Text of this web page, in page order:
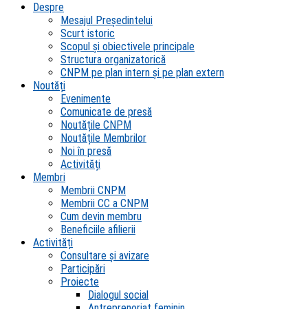
Despre
Mesajul Președintelui
Scurt istoric
Scopul şi obiectivele principale
Structura organizatorică
CNPM pe plan intern şi pe plan extern
Noutăți
Evenimente
Comunicate de presă
Noutățile CNPM
Noutățile Membrilor
Noi în presă
Activități
Membri
Membrii CNPM
Membrii CC a CNPM
Cum devin membru
Beneficiile afilierii
Activități
Consultare și avizare
Participări
Proiecte
Dialogul social